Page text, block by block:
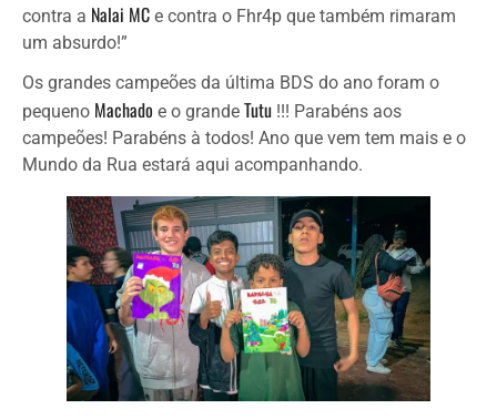
contra a Nalai MC e contra o Fhr4p que também rimaram
um absurdo!”
Os grandes campeões da última BDS do ano foram o
pequeno Machado e o grande Tutu !!! Parabéns aos
campeões! Parabéns à todos! Ano que vem tem mais e o
Mundo da Rua estará aqui acompanhando.